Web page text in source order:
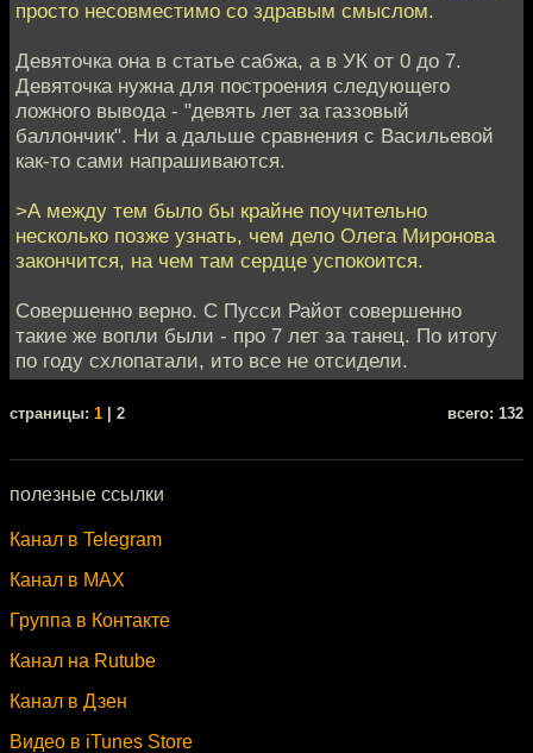
просто несовместимо со здравым смыслом.
Девяточка она в статье сабжа, а в УК от 0 до 7.
Девяточка нужна для построения следующего
ложного вывода - "девять лет за газзовый
баллончик". Ни а дальше сравнения с Васильевой
как-то сами напрашиваются.
>А между тем было бы крайне поучительно
несколько позже узнать, чем дело Олега Миронова
закончится, на чем там сердце успокоится.
Совершенно верно. С Пусси Райот совершенно
такие же вопли были - про 7 лет за танец. По итогу
по году схлопатали, ито все не отсидели.
cтраницы: 1 | 2 всего: 132
полезные ссылки
Канал в Telegram
Канал в MAX
Группа в Контакте
Канал на Rutube
Канал в Дзен
Видео в iTunes Store